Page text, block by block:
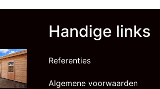
Handige links
Referenties
Algemene voorwaarden